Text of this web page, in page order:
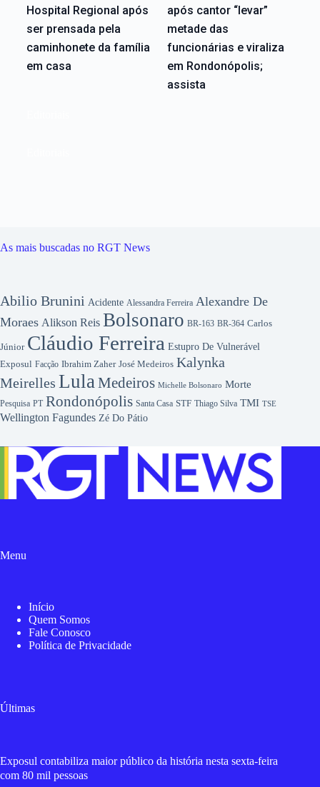
Hospital Regional após
ser prensada pela
caminhonete da família
em casa
após cantor “levar”
metade das
funcionárias e viraliza
em Rondonópolis;
assista
As mais buscadas no RGT News
Abilio Brunini Acidente Alessandra Ferreira Alexandre De
Moraes Alikson Reis Bolsonaro BR-163 BR-364 Carlos
Júnior Cláudio Ferreira Estupro De Vulnerável
Exposul Facção Ibrahim Zaher José Medeiros Kalynka
Meirelles Lula Medeiros Michelle Bolsonaro Morte
Pesquisa PT Rondonópolis Santa Casa STF Thiago Silva TMI TSE
Wellington Fagundes Zé Do Pátio
Menu
Início
Quem Somos
Fale Conosco
Política de Privacidade
Últimas
Exposul contabiliza maior público da história nesta sexta-feira
com 80 mil pessoas